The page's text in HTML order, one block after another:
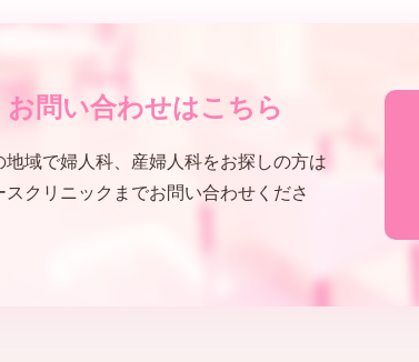
お問い合わせはこちら
地域で婦人科、産婦人科をお探しの方は
スクリニックまでお問い合わせくださ